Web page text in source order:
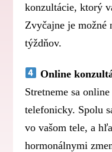
konzultácie, ktorý
Zvyčajne je
týždňov.
Online
Stretneme sa
telefonicky. Spolu
vo vašom tele, a
hormonálnymi